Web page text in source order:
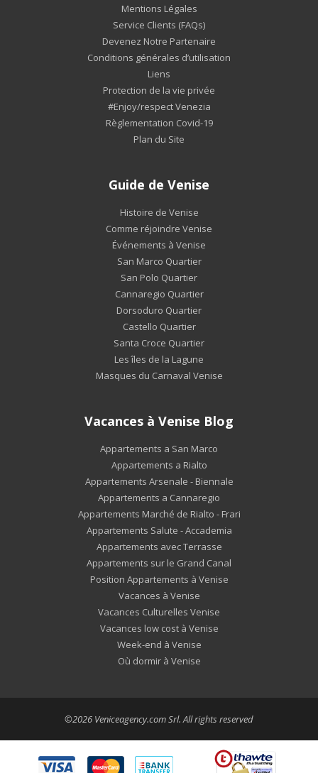
Mentions Légales
Service Clients (FAQs)
Devenez Notre Partenaire
Conditions générales d’utilisation
Liens
Protection de la vie privée
#Enjoy/respect Venezia
Règlementation Covid-19
Plan du Site
Guide de Venise
Histoire de Venise
Comme réjoindre Venise
Événements à Venise
San Marco Quartier
San Polo Quartier
Cannaregio Quartier
Dorsoduro Quartier
Castello Quartier
Santa Croce Quartier
Les îles de la Lagune
Masques du Carnaval Venise
Vacances à Venise Blog
Appartements a San Marco
Appartements a Rialto
Appartements Arsenale - Biennale
Appartements a Cannaregio
Appartements Marché de Rialto - Frari
Appartements Salute - Accademia
Appartements avec Terrasse
Appartements sur le Grand Canal
Position Appartements à Venise
Vacances à Venise
Vacances Culturelles Venise
Vacances low cost à Venise
Week-end à Venise
Où dormir à Venise
©2026 Veniceagency.com Srl. All rights reserved